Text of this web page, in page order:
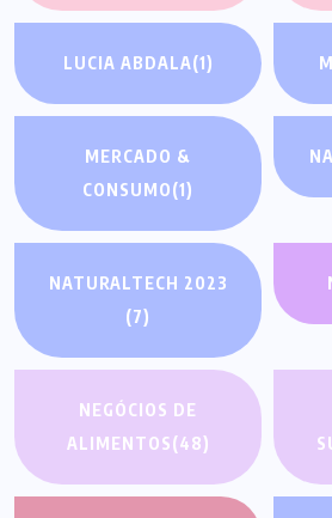
LUCIA ABDALA(1)
MERCADO &
CONSUMO(1)
NATURALTECH 2023
(7)
NEGÓCIOS DE
ALIMENTOS(48)